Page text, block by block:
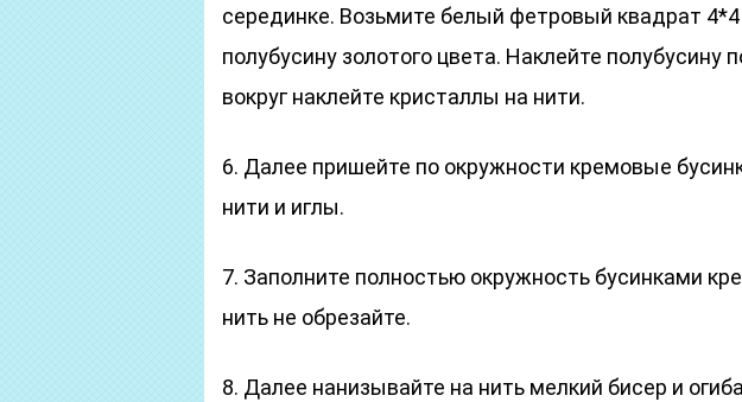
серединке. Возьмите белый фетровый квадрат
полубусину золотого цвета. Наклейте полубусину
вокруг наклейте кристаллы на нити.
6. Далее пришейте по окружности кремовые
нити и иглы.
7. Заполните полностью окружность бусинками
нить не обрезайте.
8. Далее нанизывайте на нить мелкий бисер и